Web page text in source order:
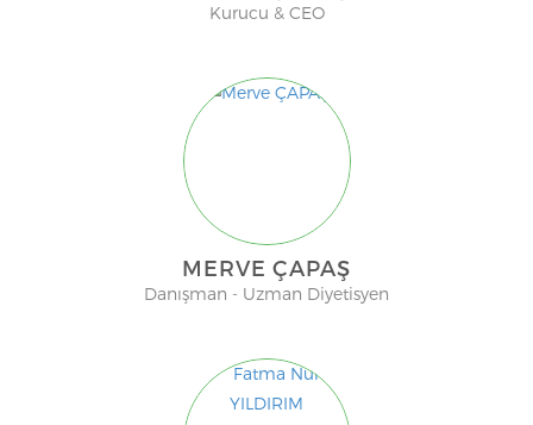
Kurucu & CEO
MERVE ÇAPAŞ
Danışman - Uzman Diyetisyen